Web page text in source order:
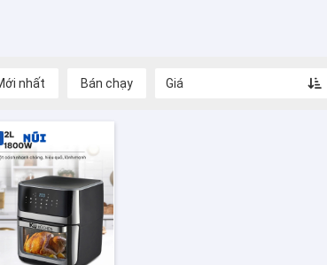
Mới nhất Bán chạy Giá